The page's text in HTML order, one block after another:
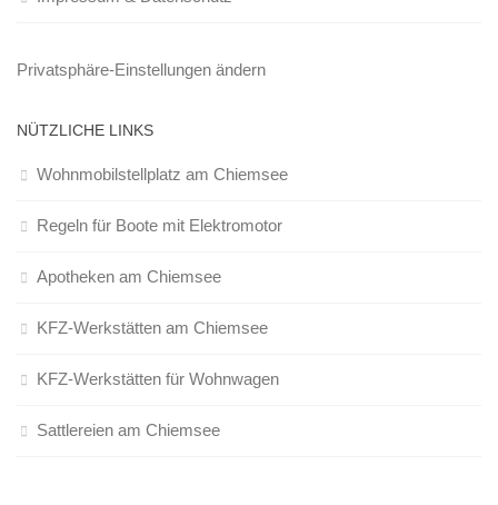
Privatsphäre-Einstellungen ändern
NÜTZLICHE LINKS
Wohnmobilstellplatz am Chiemsee
Regeln für Boote mit Elektromotor
Apotheken am Chiemsee
KFZ-Werkstätten am Chiemsee
KFZ-Werkstätten für Wohnwagen
Sattlereien am Chiemsee